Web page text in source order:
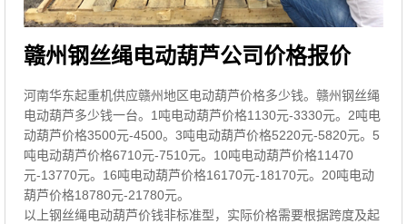
赣州钢丝绳电动葫芦公司价格报价
河南华东起重机供应赣州地区电动葫芦价格多少钱。赣州钢丝绳
电动葫芦多少钱一台。1吨电动葫芦价格1130元-3330元。2吨电
动葫芦价格3500元-4500。3吨电动葫芦价格5220元-5820元。5
吨电动葫芦价格6710元-7510元。10吨电动葫芦价格11470
元-13770元。16吨电动葫芦价格16170元-18170元。20吨电动
葫芦价格18780元-21780元。
以上钢丝绳电动葫芦价钱非标准型，实际价格需要根据跨度及起